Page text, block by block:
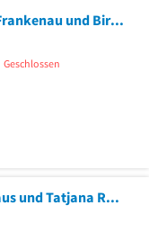
Gemeinschaftspraxis Dres. Peter Frankenau und Birgit Götting
Geschlossen
Gemeinschaftspraxis Joachim Kraus und Tatjana Röß Urologische Praxis